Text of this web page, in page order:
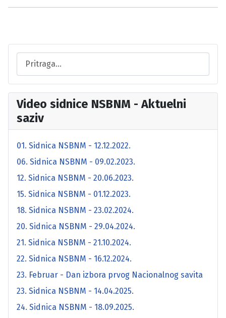
Video sidnice NSBNM - Aktuelni
saziv
01. Sidnica NSBNM - 12.12.2022.
06. Sidnica NSBNM - 09.02.2023.
12. Sidnica NSBNM - 20.06.2023.
15. Sidnica NSBNM - 01.12.2023.
18. Sidnica NSBNM - 23.02.2024.
20. Sidnica NSBNM - 29.04.2024.
21. Sidnica NSBNM - 21.10.2024.
22. Sidnica NSBNM - 16.12.2024.
23. Februar - Dan izbora prvog Nacionalnog savita
23. Sidnica NSBNM - 14.04.2025.
24. Sidnica NSBNM - 18.09.2025.